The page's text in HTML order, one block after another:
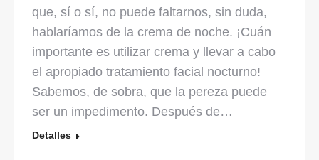
que, sí o sí, no puede faltarnos, sin duda,
hablaríamos de la crema de noche. ¡Cuán
importante es utilizar crema y llevar a cabo
el apropiado tratamiento facial nocturno!
Sabemos, de sobra, que la pereza puede
ser un impedimento. Después de…
Detalles